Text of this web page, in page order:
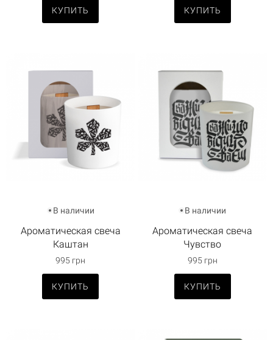
КУПИТЬ КУПИТЬ
В наличии
Ароматическая свеча
Каштан
995 грн
КУПИТЬ
В наличии
Ароматическая свеча
Чувство
995 грн
КУПИТЬ